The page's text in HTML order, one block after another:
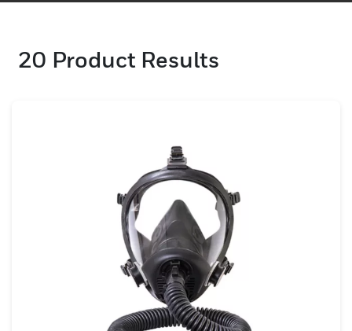
hervorragenden Schutz, Komfort und
Sicherheit in IDLH-Umgebungen erhöhen.
Profitieren Sie von der
Benutzerfreundlichkeit, Austauschbarkeit
und Langlebigkeit und bieten Sie Ihren
Mitarbeitern Atemkomfort in den meisten
gefährlichen Umgebungen.
20 Product Results